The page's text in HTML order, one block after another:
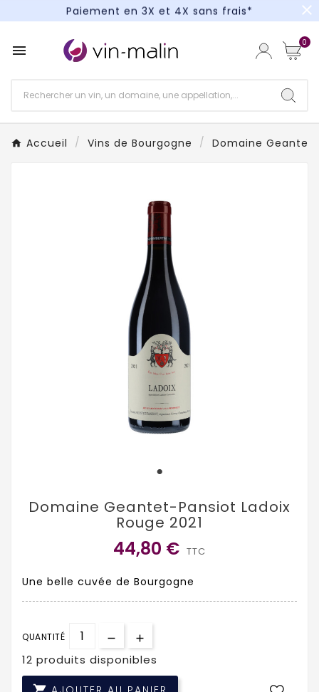
Paiement en 3X et 4X sans frais*
Paiement en 3X et 4X sans frais*
close
 0
Accueil Vins de Bourgogne Domaine
Domaine Geantet-Pansiot Ladoix
Rouge 2021
44,80 € TTC
Une belle cuvée de Bourgogne
QUANTITÉ
12 produits disponibles